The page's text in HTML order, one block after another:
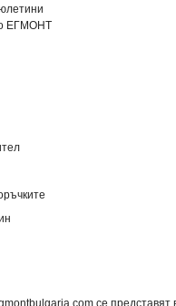
ЕГМОНТ
се представят